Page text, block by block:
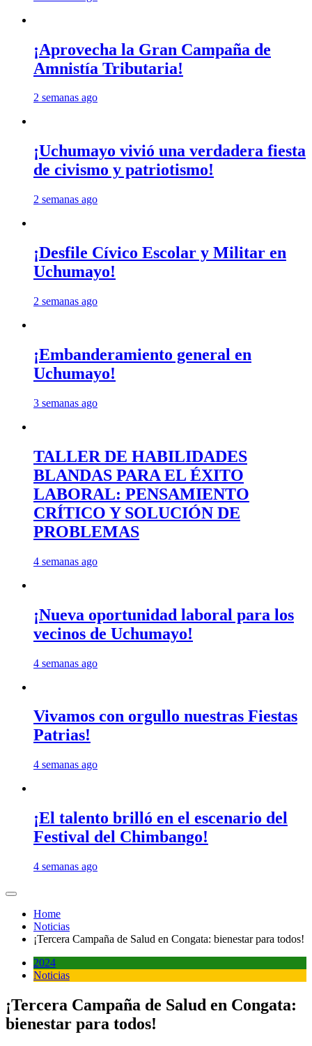
¡Aprovecha la Gran Campaña de
Amnistía Tributaria!
2 semanas ago
¡Uchumayo vivió una verdadera fiesta
de civismo y patriotismo!
2 semanas ago
¡Desfile Cívico Escolar y Militar en
Uchumayo!
2 semanas ago
¡Embanderamiento general en
Uchumayo!
3 semanas ago
TALLER DE HABILIDADES
BLANDAS PARA EL ÉXITO
LABORAL: PENSAMIENTO
CRÍTICO Y SOLUCIÓN DE
PROBLEMAS
4 semanas ago
¡Nueva oportunidad laboral para los
vecinos de Uchumayo!
4 semanas ago
Vivamos con orgullo nuestras Fiestas
Patrias!
4 semanas ago
¡El talento brilló en el escenario del
Festival del Chimbango!
4 semanas ago
Home
Noticias
¡Tercera Campaña de Salud en Congata: bienestar para todos!
2024
Noticias
¡Tercera Campaña de Salud en Congata:
bienestar para todos!